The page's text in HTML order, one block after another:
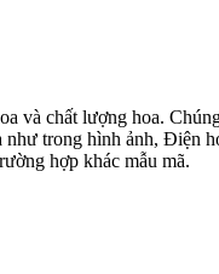
và chất lượng hoa.
trong hình ảnh, Điện
hợp khác mẫu mã.